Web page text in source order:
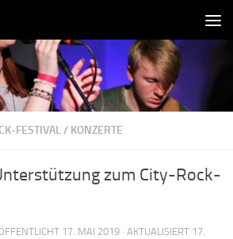
FESTIVAL/ KONZERTE
zum City-Rock-
17. MAI 2019 · AKTUALISIERT 17.